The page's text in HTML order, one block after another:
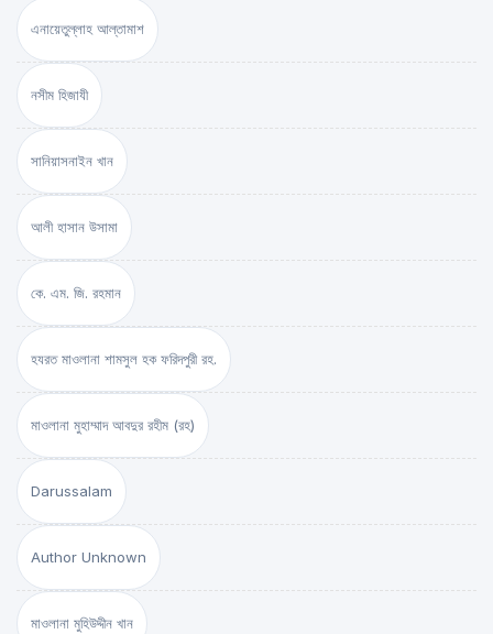
এনায়েতুল্লাহ আল্‌তামাশ
নসীম হিজাযী
সানিয়াসনাইন খান
আলী হাসান উসামা
কে. এম. জি. রহমান
হযরত মাওলানা শামসুল হক ফরিদপুরী রহ.
মাওলানা মুহাম্মাদ আবদুর রহীম (রহ)
Darussalam
Author Unknown
মাওলানা মুহিউদ্দীন খান